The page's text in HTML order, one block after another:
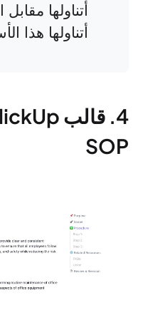
أتناولها
أتناولها هذا
SOP